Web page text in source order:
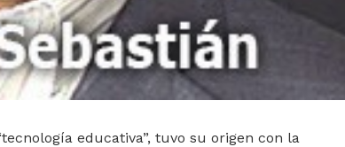
educativa”, tuvo su origen con la